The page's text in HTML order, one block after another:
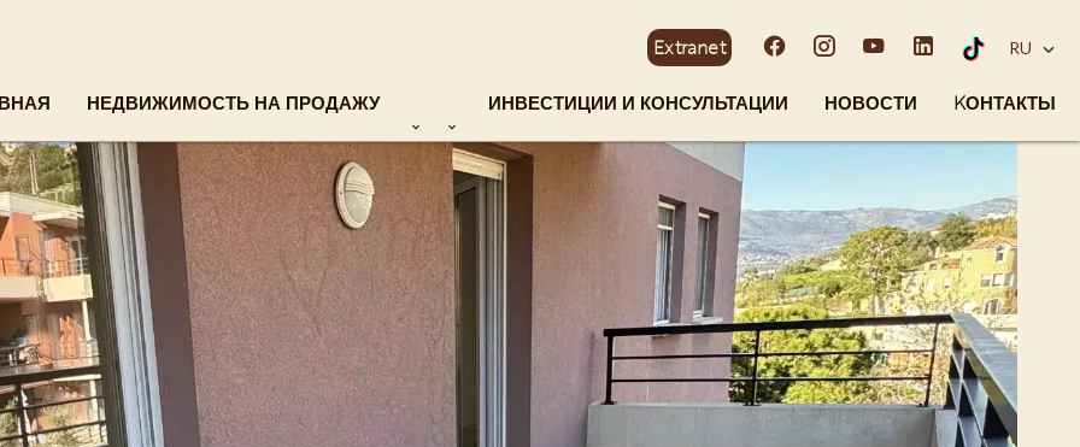
Extranet RU
НЕДВИЖИМОСТЬ НА ПРОДАЖУ ИНВЕСТИЦИИ И КОНСУЛЬТАЦИИ НОВОСТИ KОНТАКТЫ